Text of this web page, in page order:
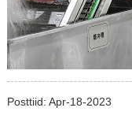
Posttiid: Apr-18-2023